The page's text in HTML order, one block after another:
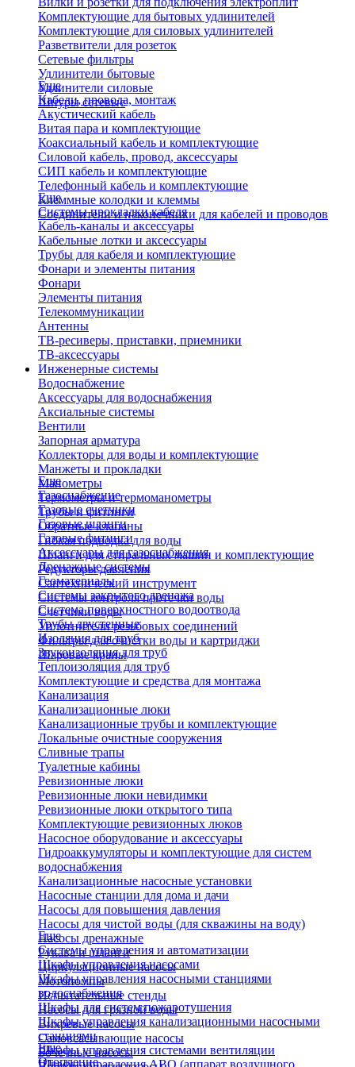
Комплектующие для бытовых удлинителей
Комплектующие для силовых удлинителей
Разветвители для розеток
Сетевые фильтры
Удлинители бытовые
Удлинители силовые
Шнуры сетевые
Еще
Кабели, провода, монтаж
Акустический кабель
Витая пара и комплектующие
Коаксиальный кабель и комплектующие
Силовой кабель, провод, аксессуары
СИП кабель и комплектующие
Телефонный кабель и комплектующие
Клеммные колодки и клеммы
Соединители и наконечники для кабелей и проводов
Еще
Системы прокладки кабеля
Кабель-каналы и аксессуары
Кабельные лотки и аксессуары
Трубы для кабеля и комплектующие
Фонари и элементы питания
Фонари
Элементы питания
Телекоммуникации
Антенны
ТВ-ресиверы, приставки, приемники
ТВ-аксессуары
Инженерные системы
Водоснабжение
Аксессуары для водоснабжения
Аксиальные системы
Вентили
Запорная арматура
Коллекторы для воды и комплектующие
Манжеты и прокладки
Манометры
Термометры и термоманометры
Трубы и фитинги
Обратные клапаны
Гибкая подводка для воды
Шланги для стиральных машин и комплектующие
Редукторы давления
Сантехнический инструмент
Системы контроля протечки воды
Счетчики воды
Уплотнители резьбовых соединений
Фильтры для очистки воды и картриджи
Шаровые краны
Еще
Газоснабжение
Газовые счетчики
Газовые шланги
Газовые фитинги
Аксессуары для газоснабжения
Дренажные системы
Геоматериалы
Системы закрытого дренажа
Система поверхностного водоотвода
Трубы двустенные
Изоляция для труб
Звукоизоляция для труб
Теплоизоляция для труб
Комплектующие и средства для монтажа
Канализация
Канализационные люки
Канализационные трубы и комплектующие
Локальные очистные сооружения
Сливные трапы
Туалетные кабины
Ревизионные люки
Ревизионные люки невидимки
Ревизионные люки открытого типа
Комплектующие ревизионных люков
Насосное оборудование и аксессуары
Гидроаккумуляторы и комплектующие для систем
водоснабжения
Канализационные насосные установки
Насосные станции для дома и дачи
Насосы для повышения давления
Насосы для чистой воды (для скважины на воду)
Насосы дренажные
Рукава и шланги
Циркуляционные насосы
Мотопомпы
Испытательные стенды
Насосы для грязной воды
Вихревые насосы
Самовсасывающие насосы
Бочечные насосы
Еще
Системы управления и автоматизации
Шкафы управления насосами
Шкафы управления насосными станциями
водоснабжения
Шкафы для систем пожаротушения
Шкафы управления канализационными насосными
станциями
Шкафы управления системами вентиляции
Шкафы управления АВО (аппарат воздушного
Еще
Отопление